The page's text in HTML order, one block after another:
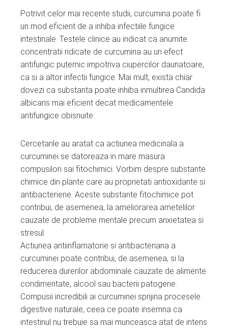
Potrivit celor mai recente studii, curcumina poate fi
un mod eficient de a inhiba infectiile fungice
intestinale. Testele clinice au indicat ca anumite
concentratii ridicate de curcumina au un efect
antifungic puternic impotriva ciupercilor daunatoare,
ca si a altor infectii fungice. Mai mult, exista chiar
dovezi ca substanta poate inhiba inmultirea Candida
albicans mai eficient decat medicamentele
antifungice obisnuite.
Cercetarile au aratat ca actiunea medicinala a
curcuminei se datoreaza in mare masura
compusilori sai fitochimici. Vorbim despre substante
chimice din plante care au proprietati antioxidante si
antibacteriene. Aceste substante fitochimice pot
contribui, de asemenea, la ameliorarea ametelilor
cauzate de probleme mentale precum anxietatea si
stresul.
Actiunea antiinflamatorie si antibacteriana a
curcuminei poate contribui, de asemenea, si la
reducerea durerilor abdominale cauzate de alimente
condimentate, alcool sau bacterii patogene.
Compusii incredibili ai curcuminei sprijina procesele
digestive naturale, ceea ce poate insemna ca
intestinul nu trebuie sa mai munceasca atat de intens